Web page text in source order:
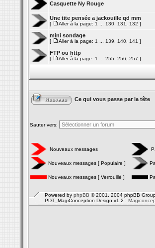
Casquette Ny Rouge
Une tite pensée a jackouille qd mm
[ Aller à la page: 1 130 131 132 ]
mini sondage
[ Aller à la page: 1 139 140 141 ]
FTP ou http
[ Aller à la page: 1 255 256 257 ]
Ce qui vous passe par la tête
Sauter vers:
Nouveaux messages
Nouveaux messages [ Populaire ]
Nouveaux messages [ Verrouillé ]
Powered by phpBB © 2001, 2004 phpBB
PDT_MagiConception Design v1.2 :